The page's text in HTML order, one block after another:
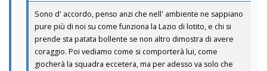
Sono d' accordo, penso anzi che nell' ambiente ne sappiano
pure più di noi su come funziona la Lazio di lotito, e chi si
prende sta patata bollente se non altro dimostra di avere
coraggio. Poi vediamo come si comporterà lui, come
giocherà la squadra eccetera, ma per adesso va solo che